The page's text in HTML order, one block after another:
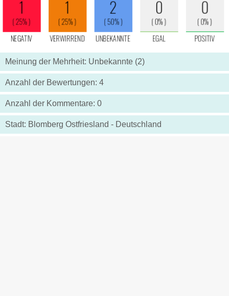
Meinung der Mehrheit: Unbekannte (2)
Anzahl der Bewertungen: 4
Anzahl der Kommentare: 0
Stadt: Blomberg Ostfriesland - Deutschland